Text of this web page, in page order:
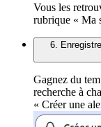
Vous les
rubrique « Ma
6.
Gagnez du
recherche à
« Créer une